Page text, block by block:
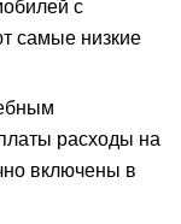
с
самые низкие
расходы на
включены в